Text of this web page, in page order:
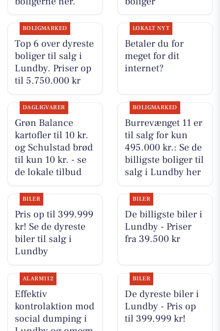
BOLIGMARKED
Top 6 over dyreste
boliger til salg i
Lundby. Priser op
til 5.750.000 kr
LOKALT NYT
Betaler du for
meget for dit
internet?
DAGLIGVARER
Grøn Balance
kartofler til 10 kr.
og Schulstad brød
til kun 10 kr. - se
de lokale tilbud
BOLIGMARKED
Burrevænget 11 er
til salg for kun
495.000 kr.: Se de
billigste boliger til
salg i Lundby her
BILER
Pris op til 399.999
kr! Se de dyreste
biler til salg i
Lundby
BILER
De billigste biler i
Lundby - Priser
fra 39.500 kr
ALARM112
Effektiv
kontrolaktion mod
social dumping i
BILER
De dyreste biler i
Lundby - Pris op
til 399.999 kr!